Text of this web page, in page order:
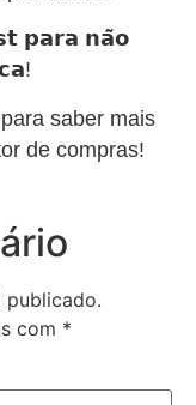
𝗽𝗮𝗿𝗮 𝗻𝗮̃𝗼
saber mais
de compras!
publicado.
com *